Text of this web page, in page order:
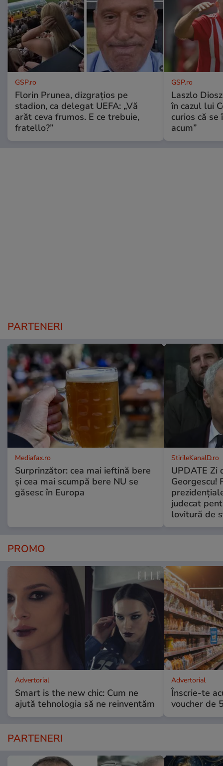
GSP.ro
Florin Prunea, dizgrațios pe
stadion, ca delegat UEFA: „Vă
arăt ceva frumos. E ce trebuie,
fratello?”
GSP.ro
Laszlo
în cazul lui
curios că
acum”
PARTENERI
Mediafax.ro
Surprinzător: cea mai ieftină bere
și cea mai scumpă bere NU se
găsesc în Europa
StirileKanalD.ro
UPDATE Zi
Georgescu!
judecat
lovitură de
PROMO
Advertorial
Smart is the new chic: Cum ne
ajută tehnologia să ne reinventăm
Advertorial
Înscrie-te
voucher de
PARTENERI